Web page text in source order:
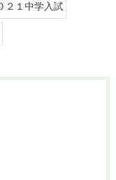
２１中学入試